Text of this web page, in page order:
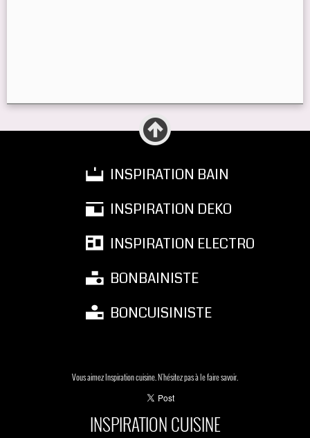
INSPIRATION BAIN
INSPIRATION DEKO
INSPIRATION ELECTRO
BONBAINISTE
BONCUISINISTE
Vous aimez Inspiration cuisine. N'hésitez pas à le faire savoir.
INSPIRATION CUISINE